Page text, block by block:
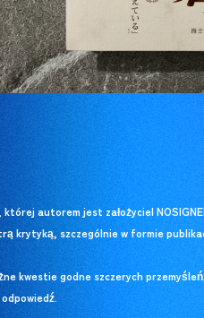
której autorem jest założyciel
krytyką, szczególnie w formie
kwestie godne szczerych